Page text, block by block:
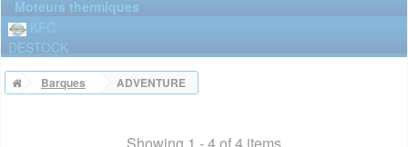
Moteurs thermiques
KFC
DESTOCK
Barques ADVENTURE